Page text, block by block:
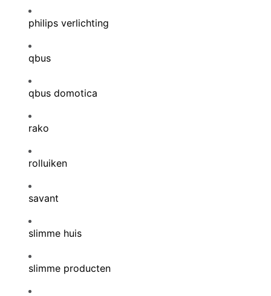
philips verlichting
qbus
qbus domotica
rako
rolluiken
savant
slimme huis
slimme producten